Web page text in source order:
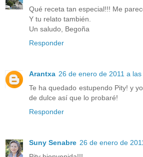
Qué receta tan especial!!! Me
Y tu relato también.
Un saludo, Begoña
Responder
Arantxa 26 de enero de 2011 a
Te ha quedado estupendo Pity! y
de dulce así que lo probaré!
Responder
Suny Senabre 26 de enero de